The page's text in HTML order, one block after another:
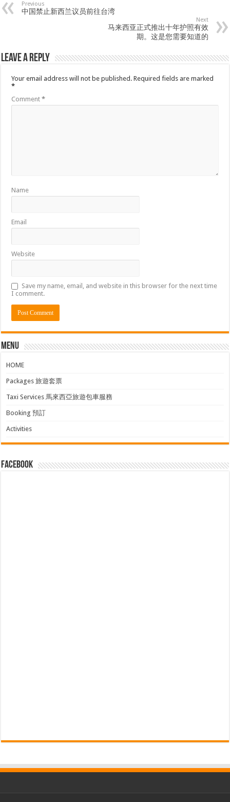
Previous
中国禁止新西兰议员前往台湾
Next
马来西亚正式推出十年护照有效
期。这是您需要知道的
Leave a Reply
Your email address will not be published. Required fields are marked
*
Comment*
Name
Email
Website
Save my name, email, and website in this browser for the next time
I comment.
Menu
HOME
Packages 旅遊套票
Taxi Services 馬來西亞旅遊包車服務
Booking 預訂
Activities
facebook